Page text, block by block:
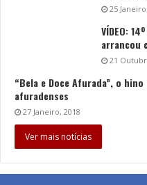
25
VÍDEO:
arrancou
21
“Bela e Doce Afurada”, o
afuradenses
27 Janeiro, 2018
Ver mais notícias